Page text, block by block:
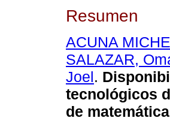
Resumen
ACUNA
SALAZAR,
Joel.
tecnológicos
de